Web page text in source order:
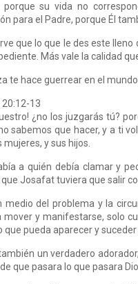
porque su vida no
para el Padre, porque Él
que lo que le des este
Más vale la calidad
te hace guerrear en el mundo
20:12-13
¿no los juzgarás tú?
sabemos que hacer, y a ti
mujeres, y sus hijos.
a quién debía clamar y
Josafat tuviera que salir
medio del problema y la
mover y manifestarse, solo
que pueda aparecer y suceder
un verdadero
que pasara lo que pasara